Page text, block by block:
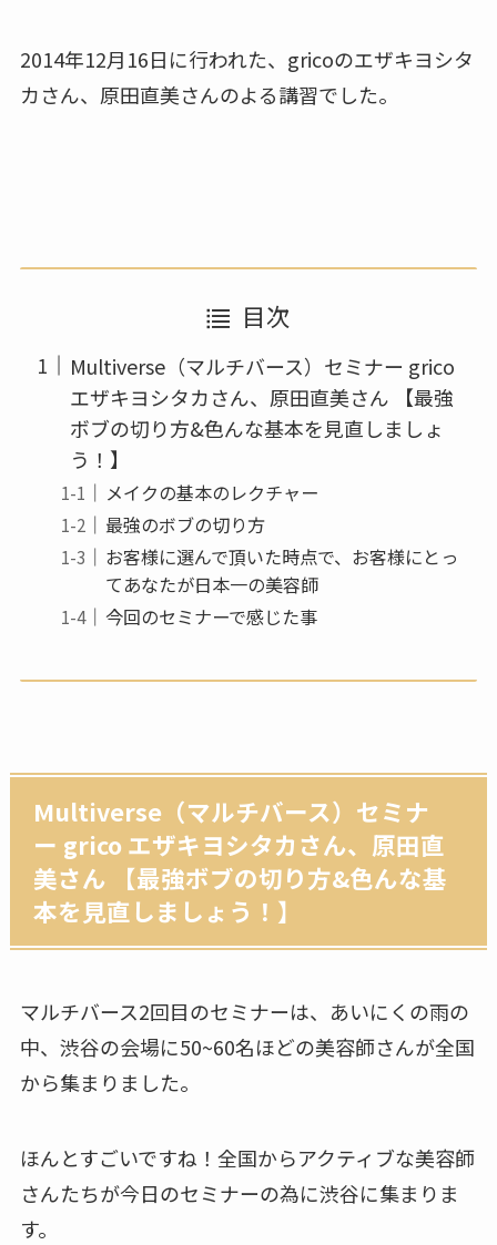
2014年12月16日に行われた、gricoのエザキヨシタ
カさん、原田直美さんのよる講習でした。
目次
Multiverse（マルチバース）セミナー grico
エザキヨシタカさん、原田直美さん 【最強
ボブの切り方&色んな基本を見直しましょ
う！】
メイクの基本のレクチャー
最強のボブの切り方
お客様に選んで頂いた時点で、お客様にとっ
てあなたが日本一の美容師
今回のセミナーで感じた事
Multiverse（マルチバース）セミナ
ー grico エザキヨシタカさん、原田直
美さん 【最強ボブの切り方&色んな基
本を見直しましょう！】
マルチバース2回目のセミナーは、あいにくの雨の
中、渋谷の会場に50~60名ほどの美容師さんが全国
から集まりました。
ほんとすごいですね！全国からアクティブな美容師
さんたちが今日のセミナーの為に渋谷に集まりま
す。